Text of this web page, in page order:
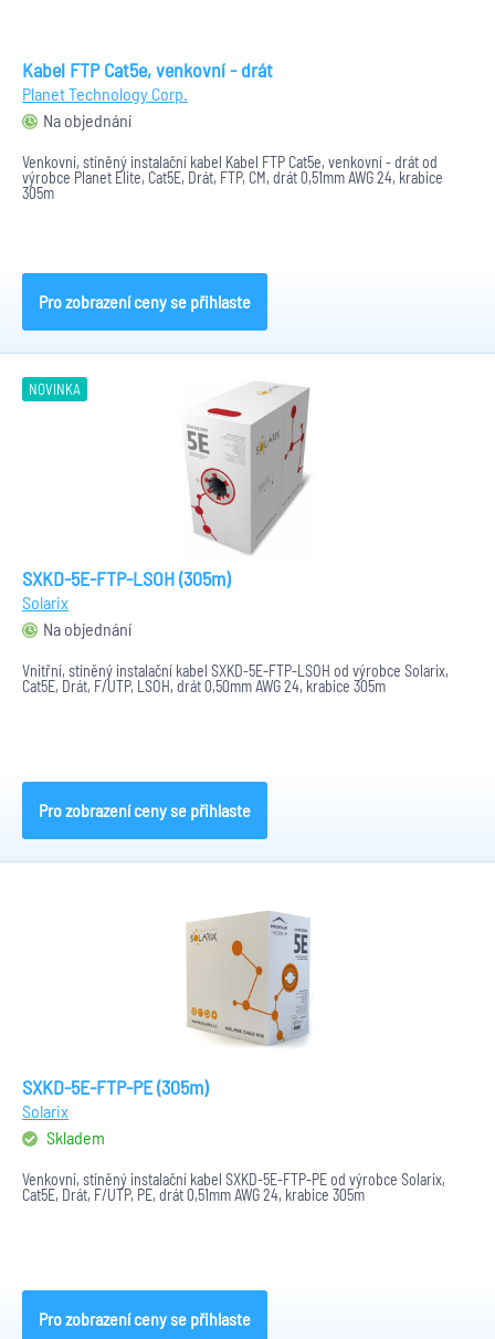
Kabel FTP Cat5e, venkovní - drát
Planet Technology Corp.
Na objednání
Venkovní, stíněný instalační kabel Kabel FTP Cat5e, venkovní - drát od
výrobce Planet Elite, Cat5E, Drát, FTP, CM, drát 0,51mm AWG 24, krabice
305m
Pro zobrazení ceny se přihlaste
NOVINKA
SXKD-5E-FTP-LSOH (305m)
Solarix
Na objednání
Vnitřní, stíněný instalační kabel SXKD-5E-FTP-LSOH od výrobce Solarix,
Cat5E, Drát, F/UTP, LSOH, drát 0,50mm AWG 24, krabice 305m
Pro zobrazení ceny se přihlaste
SXKD-5E-FTP-PE (305m)
Solarix
Skladem
Venkovní, stíněný instalační kabel SXKD-5E-FTP-PE od výrobce Solarix,
Cat5E, Drát, F/UTP, PE, drát 0,51mm AWG 24, krabice 305m
Pro zobrazení ceny se přihlaste